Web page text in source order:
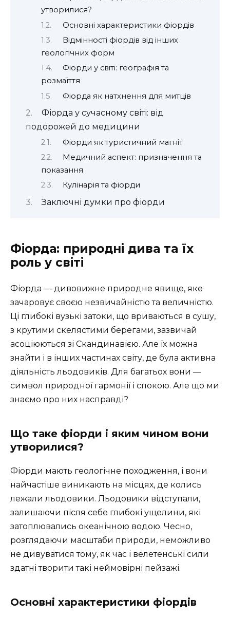
утворилися?
Основні характеристики фіордів
Відмінності фіордів від інших
геологічних форм
Фіорди у світі: географія та
розмаїття
Фіорда як натхнення для митців
Фіорда у сучасному світі: від
подорожей до медицини
Фіорди як туристичний магніт
Медичний аспект: призначення та
показання
Кулінарія та фіорди
Заключні думки про фіорди
Фіорда: природні дива та їх
роль у світі
Фіорда — дивовижне природне явище, яке
зачаровує своєю незвичайністю та величністю.
Ці глибокі вузькі затоки, що вриваються в сушу,
з крутими скелястими берегами, зазвичай
асоціюються зі Скандинавією. Але їх можна
знайти і в інших частинах світу, де була активна
діяльність льодовиків. Для багатьох вони —
символ природної гармонії і спокою. Але що ми
знаємо про них насправді?
Що таке фіорди і яким чином вони
утворилися?
Фіорди мають геологічне походження, і вони
найчастіше виникають на місцях, де колись
лежали льодовики. Льодовики відступали,
залишаючи після себе глибокі ущелини, які
затоплювались океанічною водою. Чесно,
розглядаючи масштаби природи, неможливо
не дивуватися тому, як час і велетенські сили
здатні творити такі неймовірні пейзажі.
Основні характеристики фіордів